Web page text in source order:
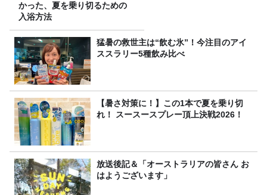
かった、夏を乗り切るための
入浴方法
猛暑の救世主は“飲む氷”！今注目のアイ
ススラリー5種飲み比べ
【暑さ対策に！】この1本で夏を乗り切
れ！ スースースプレー頂上決戦2026！
放送後記＆「オーストラリアの皆さん お
はようございます」